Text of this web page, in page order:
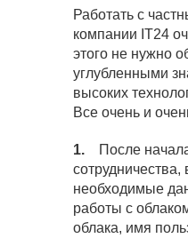
Работать с
компании IT24
этого не нужно
углубленными
высоких
Все очень и
1.После
сотрудничества,
необходимые
работы с
облака, имя